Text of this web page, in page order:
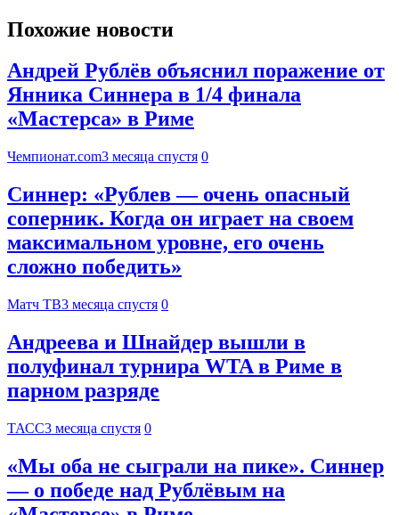
Похожие новости
Андрей Рублёв объяснил поражение от
Янника Синнера в 1/4 финала
«Мастерса» в Риме
Чемпионат.com3 месяца спустя 0
Синнер: «Рублев — очень опасный
соперник. Когда он играет на своем
максимальном уровне, его очень
сложно победить»
Матч ТВ3 месяца спустя 0
Андреева и Шнайдер вышли в
полуфинал турнира WTA в Риме в
парном разряде
ТАСС3 месяца спустя 0
«Мы оба не сыграли на пике». Синнер
— о победе над Рублёвым на